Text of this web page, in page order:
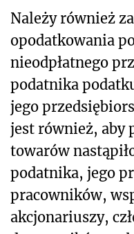
Należy również
opodatkowania
nieodpłatnego
podatnika
jego
jest również, aby
towarów
podatnika, jego
pracowników,
akcjonariuszy,